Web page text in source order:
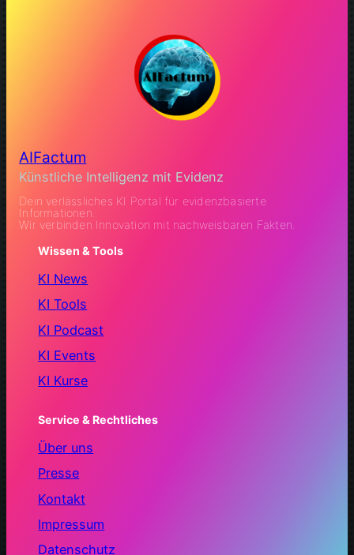
AIFactum
Künstliche Intelligenz mit Evidenz
Dein verlässliches KI Portal für evidenzbasierte
Informationen.
Wir verbinden Innovation mit nachweisbaren Fakten.
Wissen & Tools
KI News
KI Tools
KI Podcast
KI Events
KI Kurse
Service & Rechtliches
Über uns
Presse
Kontakt
Impressum
Datenschutz